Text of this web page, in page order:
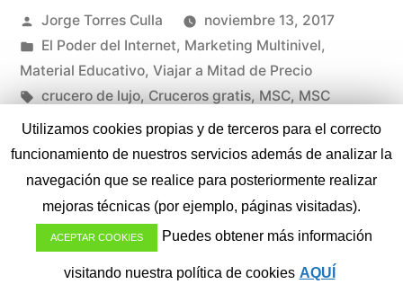
Publicado
por
Jorge Torres Culla
noviembre 13, 2017
Publicado
en
El Poder del Internet, Marketing Multinivel,
Material Educativo, Viajar a Mitad de Precio
Etiquetas:
crucero de lujo, Cruceros gratis, MSC, MSC
Ordchestra
MSC Splendida ,viajar gratis
Deja un comentario
MSC
Milan
&
Paginación
2 3 … 13
Jorge Torres Culla,Funciona gracias a WordPress.
Utilizamos cookies propias y de terceros para el correcto
funcionamiento de nuestros servicios además de analizar la
navegación que se realice para posteriormente realizar
mejoras técnicas (por ejemplo, páginas visitadas).
ACEPTAR COOKIES Puedes obtener más información
visitando nuestra política de cookies AQUÍ